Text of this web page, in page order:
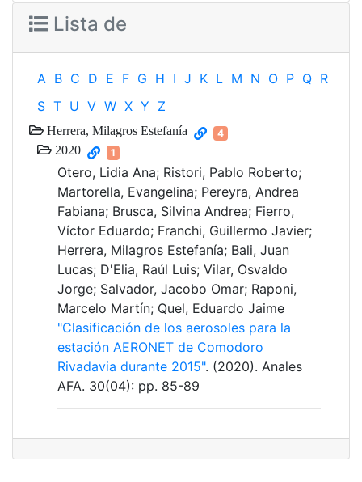
Lista de
A B C D E F G H I J K L M N O P Q R
S T U V W X Y Z
Herrera, Milagros Estefanía 4
2020 1
Otero, Lidia Ana; Ristori, Pablo Roberto;
Martorella, Evangelina; Pereyra, Andrea
Fabiana; Brusca, Silvina Andrea; Fierro,
Víctor Eduardo; Franchi, Guillermo Javier;
Herrera, Milagros Estefanía; Bali, Juan
Lucas; D'Elia, Raúl Luis; Vilar, Osvaldo
Jorge; Salvador, Jacobo Omar; Raponi,
Marcelo Martín; Quel, Eduardo Jaime
"Clasificación de los aerosoles para la
estación AERONET de Comodoro
Rivadavia durante 2015". (2020). Anales
AFA. 30(04): pp. 85-89